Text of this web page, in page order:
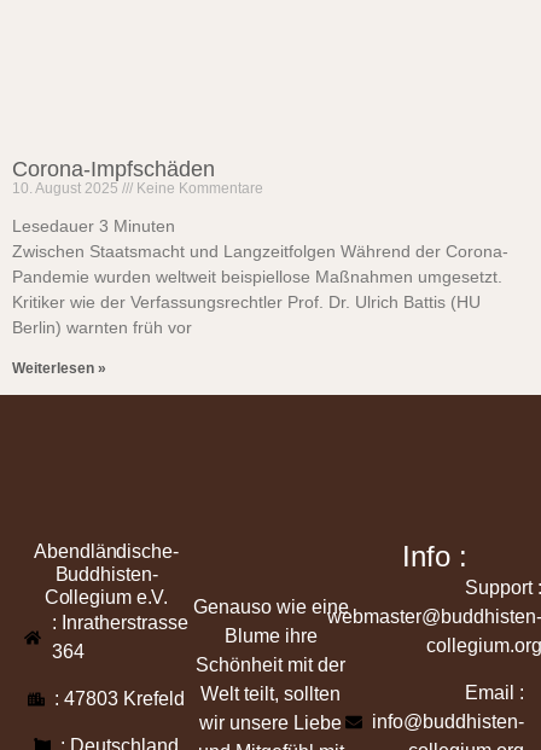
Corona-Impfschäden
10. August 2025 Keine Kommentare
Lesedauer 3 Minuten
Zwischen Staatsmacht und Langzeitfolgen Während der Corona-
Pandemie wurden weltweit beispiellose Maßnahmen umgesetzt.
Kritiker wie der Verfassungsrechtler Prof. Dr. Ulrich Battis (HU
Berlin) warnten früh vor
Weiterlesen »
Abendländische-
Buddhisten-
Collegium e.V.
: Inratherstrasse
364
: 47803 Krefeld
: Deutschland
Genauso wie eine
Blume ihre
Schönheit mit der
Welt teilt, sollten
wir unsere Liebe
Info :
Support :
webmaster@buddhisten-
collegium.org
Email :
info@buddhisten-